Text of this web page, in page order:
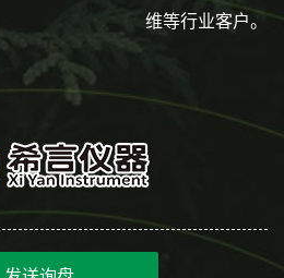
维等行业客户。